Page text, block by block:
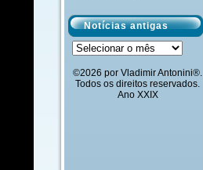
Notícias antigas
Notícias
antigas
©2026 por Vladimir Antonini®.
Todos os direitos reservados.
Ano XXIX